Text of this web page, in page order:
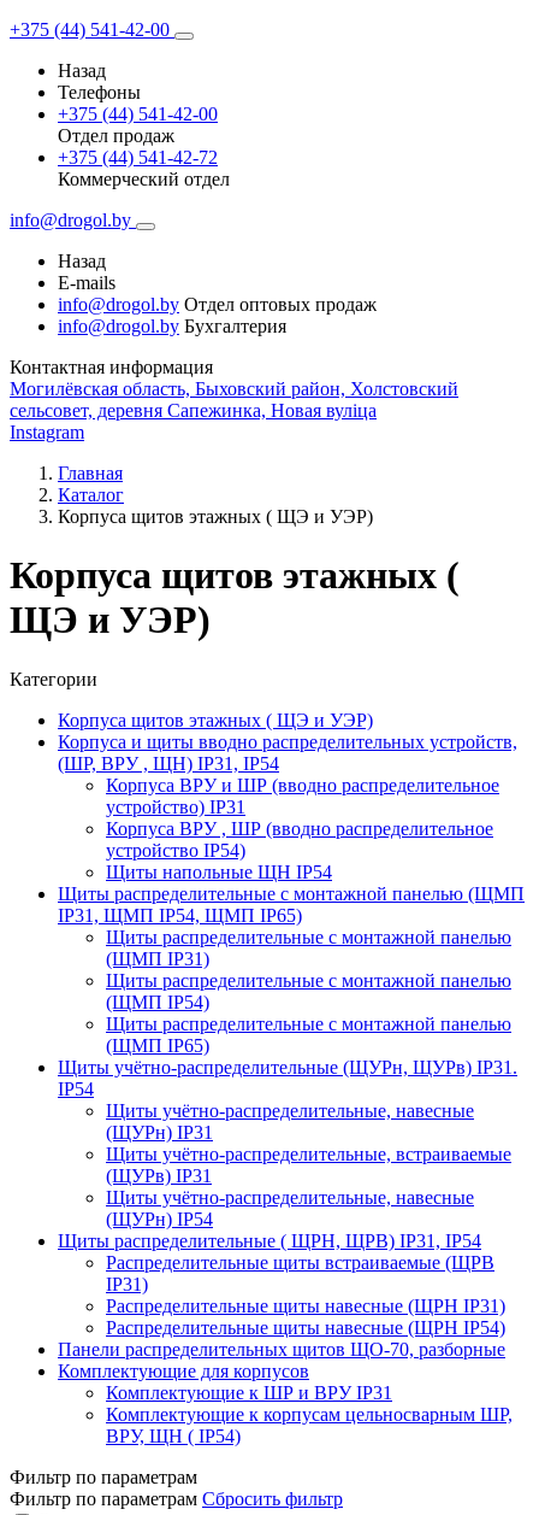
+375 (44) 541-42-00
Назад
Телефоны
+375 (44) 541-42-00
Отдел продаж
+375 (44) 541-42-72
Коммерческий отдел
info@drogol.by
Назад
E-mails
info@drogol.by Отдел оптовых продаж
info@drogol.by Бухгалтерия
Контактная информация
Могилёвская область, Быховский район, Холстовский
сельсовет, деревня Сапежинка, Новая вуліца
Instagram
Главная
Каталог
Корпуса щитов этажных ( ЩЭ и УЭР)
Корпуса щитов этажных (
ЩЭ и УЭР)
Категории
Корпуса щитов этажных ( ЩЭ и УЭР)
Корпуса и щиты вводно распределительных устройств,
(ШР, ВРУ , ЩН) IP31, IP54
Корпуса ВРУ и ШР (вводно распределительное
устройство) IP31
Корпуса ВРУ , ШР (вводно распределительное
устройство IP54)
Щиты напольные ЩН IP54
Щиты распределительные с монтажной панелью (ЩМП
IP31, ЩМП IP54, ЩМП IP65)
Щиты распределительные с монтажной панелью
(ЩМП IP31)
Щиты распределительные с монтажной панелью
(ЩМП IP54)
Щиты распределительные с монтажной панелью
(ЩМП IP65)
Щиты учётно-распределительные (ЩУРн, ЩУРв) IP31.
IP54
Щиты учётно-распределительные, навесные
(ЩУРн) IP31
Щиты учётно-распределительные, встраиваемые
(ЩУРв) IP31
Щиты учётно-распределительные, навесные
(ЩУРн) IP54
Щиты распределительные ( ЩРН, ЩРВ) IP31, IP54
Распределительные щиты встраиваемые (ЩРВ
IP31)
Распределительные щиты навесные (ЩРН IP31)
Распределительные щиты навесные (ЩРН IP54)
Панели распределительных щитов ЩО-70, разборные
Комплектующие для корпусов
Комплектующие к ШР и ВРУ IP31
Комплектующие к корпусам цельносварным ШР,
ВРУ, ЩН ( IP54)
Фильтр по параметрам
Фильтр по параметрам Сбросить фильтр